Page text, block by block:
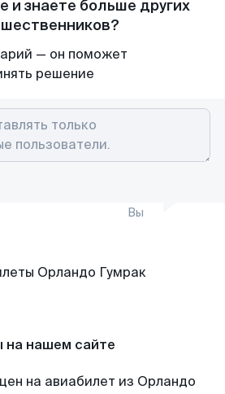
и знаете больше других
— он поможет
решение
Вы
на нашем сайте
на авиабилет из Орландо